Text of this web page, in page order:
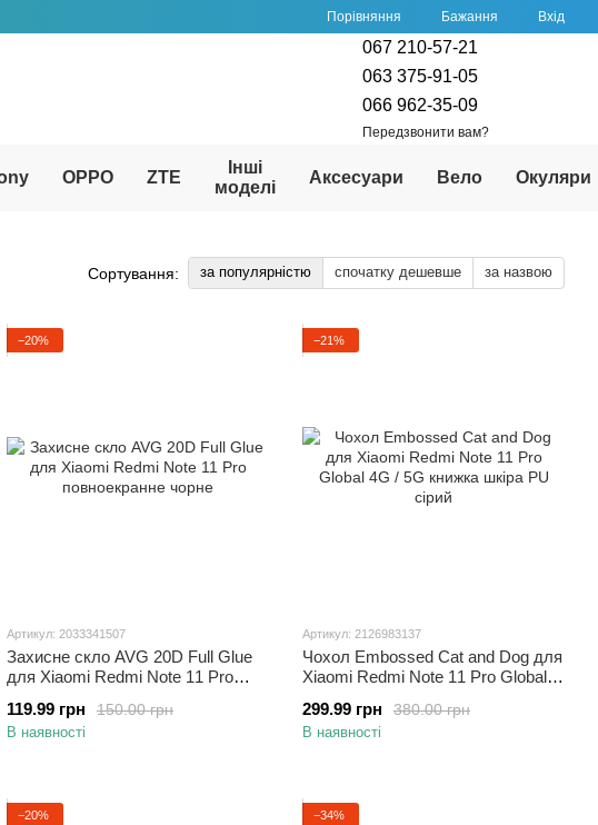
Порівняння Бажання Вхід
067 210-57-21
063 375-91-05
066 962-35-09
Передзвонити вам?
OPPO ZTE
Інші
моделі
Аксесуари Вело Окуляри
Сортування: за популярністю спочатку дешевше за назвою
−20%
Артикул: 2033341507
Захисне скло AVG 20D Full Glue
для Xiaomi Redmi Note 11 Pro
150.00 грн
119.99 грн
В наявності
−21%
Артикул: 2126983137
Чохол Embossed Cat and Dog для
Xiaomi Redmi Note 11 Pro Global
380.00 грн
299.99 грн
В наявності
−20% −34%